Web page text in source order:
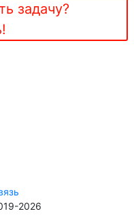
задачу?
2026